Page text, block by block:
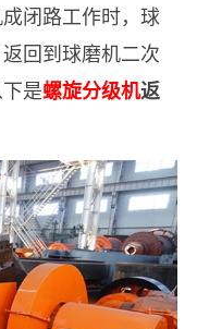
闭路工作时，球
回到球磨机二次
是螺旋分级机返